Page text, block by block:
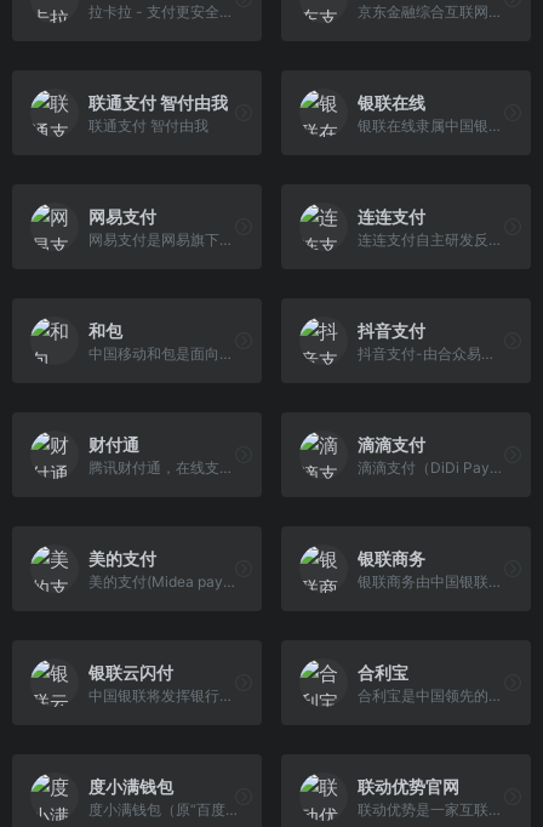
拉卡拉 - 支付更安全，更简单 京东金融综合互联网理财服务...
联通支付 智付由我
联通支付 智付由我
银联在线
银联在线隶属中国银联，致力...
网易支付
网易支付是网易旗下的第三方支付平台,致力于为广大用户提供安全快速的网上支付、银行卡快捷支付、手机支付等服务,提供网上付款转账、转账到银行卡、水电煤缴 费、游戏点卡充值、话费充值、彩票购买、藏宝阁等服务。
连连支付
连连支付自主研发反欺诈、反洗钱系统，覆盖百余场景，7*24小时风险监测处理，80毫秒级响应，资损率控制在千万分之一。
和包
中国移动和包是面向个人和企...
抖音支付
抖音支付-由合众易宝提供服务
财付通
腾讯财付通，在线支付专家，带给您安全快捷的网上付款体验。
滴滴支付
滴滴支付（DiDi Pay）：滴滴支付是滴滴出行旗下的支付子公司，主要为用户提供出行支付、物流支付等服务。它与滴滴出行APP集成，支持在线支付和代付功能。
美的支付
美的支付(Midea pay)是一款中国第三方支付收款平台（深圳市美的支付科技有限公司），目前支持人民币等国际主流货币之间的电子支付、转账和汇款服务。
银联商务
银联商务由中国银联控股，专注银行卡受理市场建设，竭诚为发卡机构、商户、企业和广大持卡人提供优质、高效、安全、规范的线下、互联网、移动支付服务、信息 服务以及互联网金融服务
银联云闪付
中国银联将发挥银行卡清算机构优势，升级开放合作能力，联合境内外的商业银行、商户和产业各方，共同为持卡人和移动支付用户等提供优质高效的支付服务。
合利宝
合利宝是中国领先的支付科技赋能平台（T2B2C），拥有中国人民银行颁发的全业务《支付业务许可证》，业务类型包含互联网支付、移动电话支付、银行卡收单业务（覆盖全国），具有跨境人民币业务资质。
度小满钱包
度小满钱包（原“百度钱包”），是度小满旗下第三方支付应用和服务平台。
联动优势官网
联动优势是一家互联网高新技术企业，成立于2003年，面向金融机构和产业经济提供综合性金融科技服务，助力政府机构推进科技监管与智慧政务建设。2016年通过重 大资产重组上市，成为海联金汇（002537）全资子公司。重点打造第三方支付、数字科技、智慧营销、智能消息、区块链应用和跨境金融服务等业务能力，已与140多家金融机构和3600多家大型企业 建立合作，服务惠及100万家中小企业和5.3亿个人用户。